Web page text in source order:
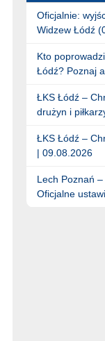
Oficjalnie:
Widzew Łódź
Kto
Łódź? Poznaj
ŁKS Łódź –
drużyn i
ŁKS Łódź –
| 09.08.2026
Lech Poznań –
Oficjalne